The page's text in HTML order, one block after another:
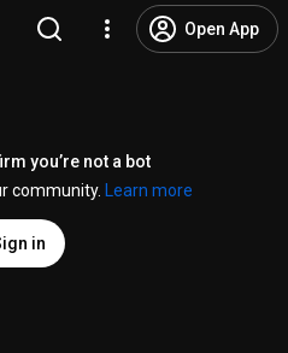
Open App
you’re not a bot
community.
Learn more
in